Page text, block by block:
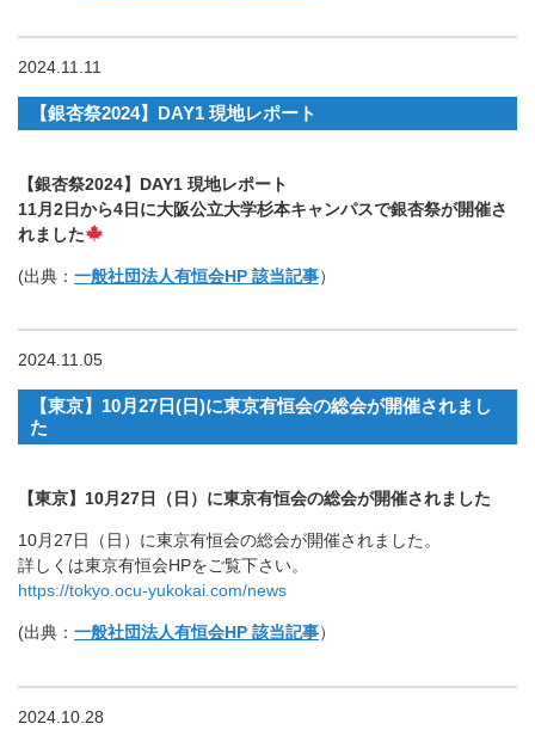
2024.11.11
【銀杏祭2024】DAY1 現地レポート
【銀杏祭2024】DAY1 現地レポート
11月2日から4日に大阪公立大学杉本キャンパスで銀杏祭が開催さ
れました
(出典： 一般社団法人有恒会HP 該当記事）
2024.11.05
【東京】10月27日(日)に東京有恒会の総会が開催されまし
た
【東京】10月27日（日）に東京有恒会の総会が開催されました
10月27日（日）に東京有恒会の総会が開催されました。
詳しくは東京有恒会HPをご覧下さい。
https://tokyo.ocu-yukokai.com/news
(出典： 一般社団法人有恒会HP 該当記事）
2024.10.28